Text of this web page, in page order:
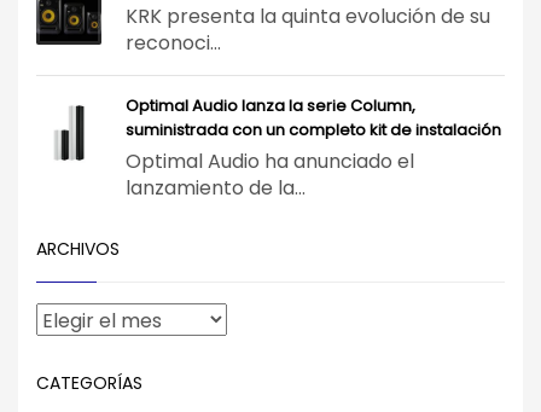
KRK presenta la quinta evolución de su
reconoci...
Optimal Audio lanza la serie Column,
suministrada con un completo kit de instalación
Optimal Audio ha anunciado el
lanzamiento de la...
ARCHIVOS
CATEGORÍAS